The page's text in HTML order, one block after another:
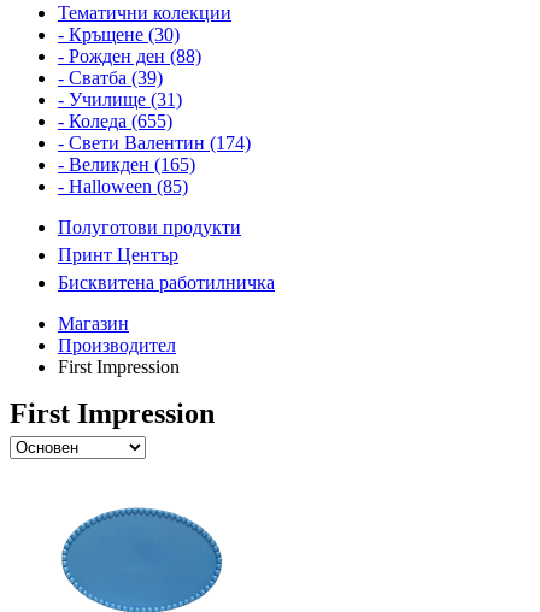
Тематични колекции
- Кръщене (30)
- Рожден ден (88)
- Сватба (39)
- Училище (31)
- Коледа (655)
- Свети Валентин (174)
- Великден (165)
- Halloween (85)
Полуготови продукти
Принт Център
Бисквитена работилничка
Магазин
Производител
First Impression
First Impression